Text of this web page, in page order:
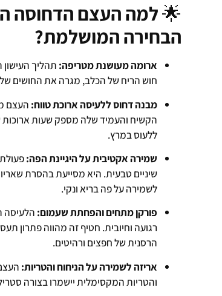
🌟למה העצם הדחוסה
הבחירה המושלמת?
ארומה מעושנת מטריפה: תהליך העישון
חוש הריח של הכלב, מגרה את החושים שלו
מבנה דחוס ללעיסה ארוכת טווח: העצם
הקשיח והעמיד שלה מספק שעות ארוכות
ללעוס במרץ.
שמירה אקטיבית על היגיינת הפה:
שיניים טבעית. היא מסייעת בהסרת
לשמירה על פה בריא ונקי.
פורקן מתחים והפחתת שעמום: הלעיסה
רגועה וחיובית. חטיף זה מהווה פתרון
הרסנית של חפצים ורהיטים.
אריזה לשמירה על הניחוח והטריות:
והטריות המקסימלית יישמרו בצורה